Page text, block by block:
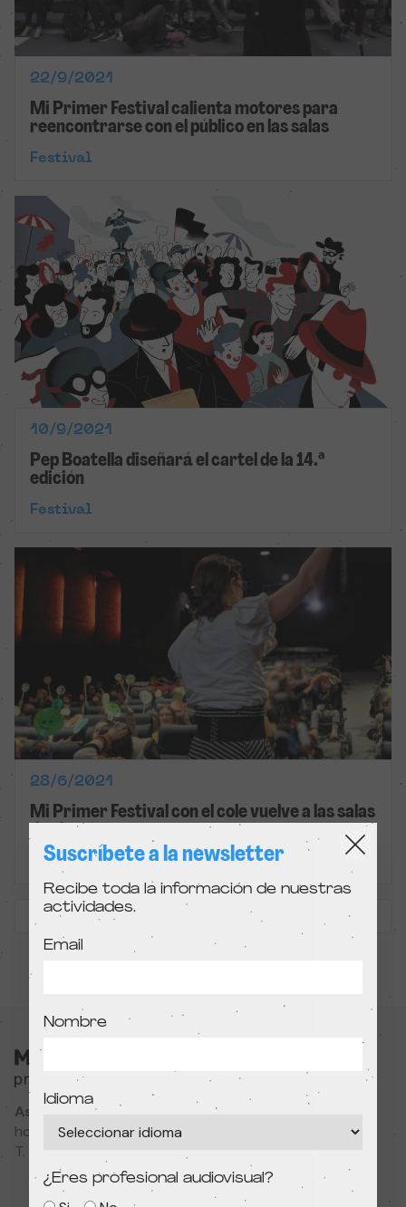
22/9/2021
Mi Primer Festival calienta motores para
reencontrarse con el público en las salas
Festival
10/9/2021
Pep Boatella diseñará el cartel de la 14.ª
edición
Festival
28/6/2021
Mi Primer Festival con el cole vuelve a las salas
de cine
Colegios
« Previous Next »
Associació Cultural MODIband
hola@primerfestivaldecine.com
T. 933 023 553
Suscríbete a la newsletter
Recibe toda la información de nuestras
actividades.
Email
Nombre
Idioma
¿Eres profesional audiovisual?